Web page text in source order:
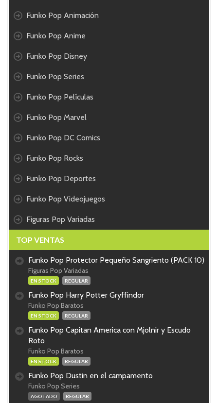
Funko Pop Animación
Funko Pop Anime
Funko Pop Disney
Funko Pop Series
Funko Pop Películas
Funko Pop Marvel
Funko Pop DC Comics
Funko Pop Rocks
Funko Pop Deportes
Funko Pop Videojuegos
Figuras Pop Variadas
TOP VENTAS
Funko Pop Protector Pequeño Sangriento (PACK 10)
Figuras Pop Variadas
EN STOCK REGULAR
Funko Pop Harry Potter Gryffindor
Funko Pop Baratos
EN STOCK REGULAR
Funko Pop Capitan America con Mjolnir y Escudo
Roto
Funko Pop Baratos
EN STOCK REGULAR
Funko Pop Dustin en el campamento
Funko Pop Series
AGOTADO REGULAR